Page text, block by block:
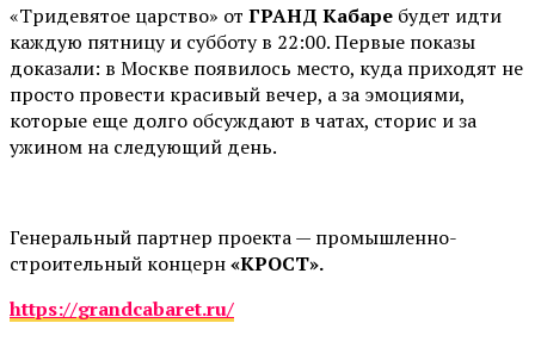
«Тридевятое царство» от ГРАНД Кабаре будет идти
каждую пятницу и субботу в 22:00. Первые показы
доказали: в Москве появилось место, куда приходят не
просто провести красивый вечер, а за эмоциями,
которые еще долго обсуждают в чатах, сторис и за
ужином на следующий день.
Генеральный партнер проекта — промышленно-
строительный концерн«КРОСТ».
https://grandcabaret.ru/